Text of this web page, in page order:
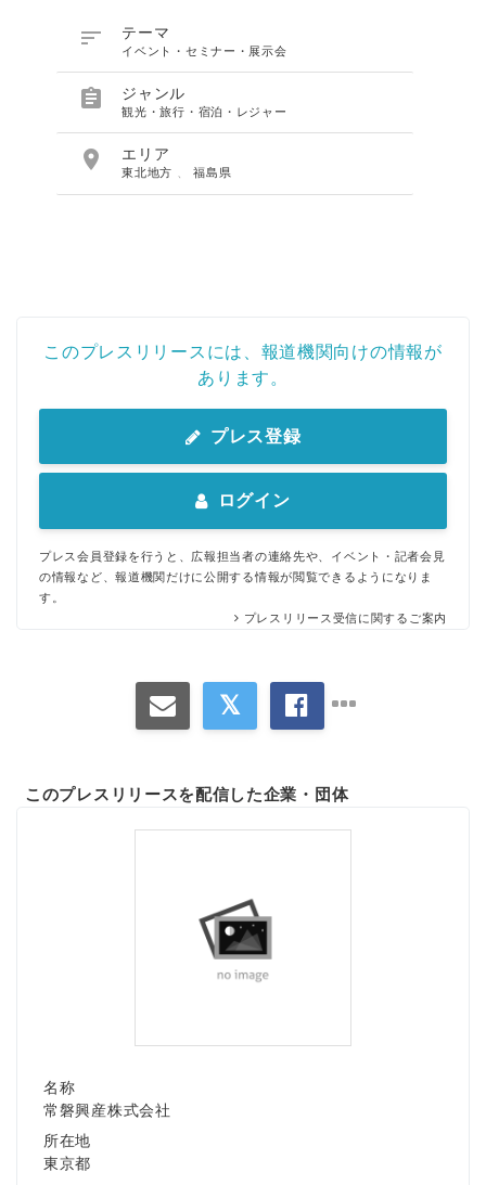
 テーマ
イベント・セミナー・展示会
 ジャンル
観光・旅行・宿泊・レジャー
 エリア
東北地方 、福島県
このプレスリリースには、報道機関向けの情報が
あります。
プレス登録
ログイン
プレス会員登録を行うと、広報担当者の連絡先や、イベント・記者会見
の情報など、報道機関だけに公開する情報が閲覧できるようになりま
す。
プレスリリース受信に関するご案内
このプレスリリースを配信した企業・団体
名称
常磐興産株式会社
所在地
東京都